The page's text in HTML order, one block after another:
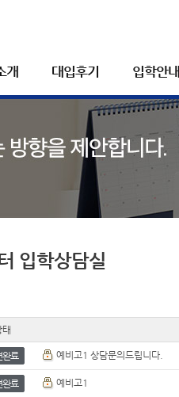
개 대입후기 입학안내
입학상담실
태
완료 예비고1 상담문의드립니다.
완료 예비고1